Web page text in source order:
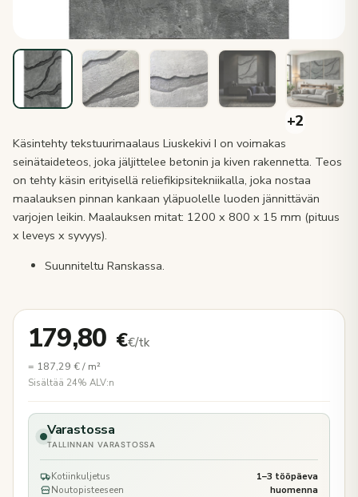
Käsintehty tekstuurimaalaus Liuskekivi I on voimakas
seinätaideteos, joka jäljittelee betonin ja kiven rakennetta. Teos
on tehty käsin erityisellä reliefikipsitekniikalla, joka nostaa
maalauksen pinnan kankaan yläpuolelle luoden jännittävän
varjojen leikin. Maalauksen mitat: 1200 x 800 x 15 mm (pituus
x leveys x syvyys).
Suunniteltu Ranskassa.
179,80 €€/tk
= 187,29 €/ m²
Sisältää 24% ALV:n
Varastossa
TALLINNAN VARASTOSSA
Kotiinkuljetus
1–3 tööpäeva
Noutopisteeseen
huomenna